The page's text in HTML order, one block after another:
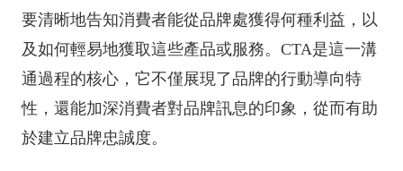
要清晰地告知消費者能從品牌處獲得何種利益，以
及如何輕易地獲取這些產品或服務。CTA是這一溝
通過程的核心，它不僅展現了品牌的行動導向特
性，還能加深消費者對品牌訊息的印象，從而有助
於建立品牌忠誠度。